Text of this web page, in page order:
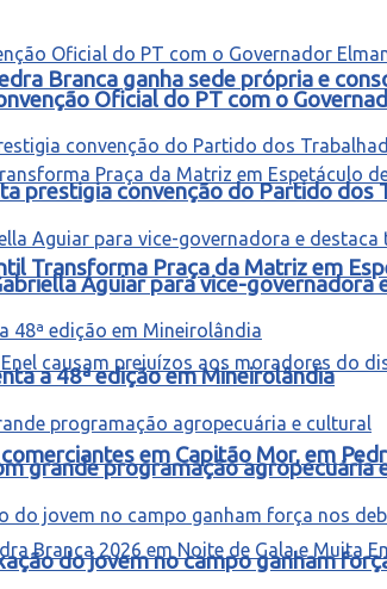
Branca ganha sede própria e
Transforma Praça da Matriz em
em Capitão Mor, em
Oficial do PT com o
prestigia convenção do Partido dos
Aguiar para vice-
a 48ª edição em Mineirolândia
grande programação agropecuária
do jovem no campo ganham